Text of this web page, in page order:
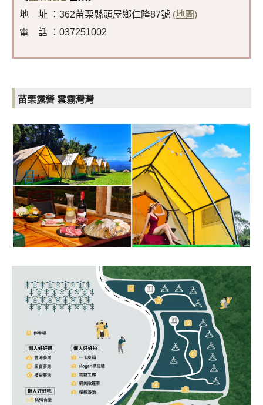
地 址 ：362苗栗縣頭屋鄉仁隆87號 (地圖)
電 話 ：037251002
苗栗露營 雲霧灣灣